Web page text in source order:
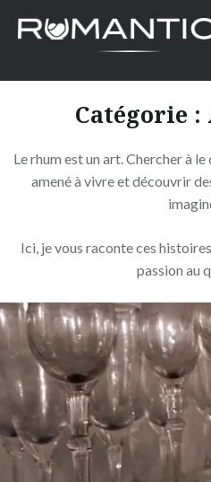
principal
Catégorie :
Le rhum est un art. Chercher à
amené à vivre et découvrir
Ici, je vous raconte ces
passion au